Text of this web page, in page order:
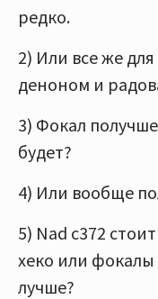
редко.
2) Или все же для
деноном и
3) Фокал
будет?
4) Или вообще
5) Nad c372
хеко или
лучше?